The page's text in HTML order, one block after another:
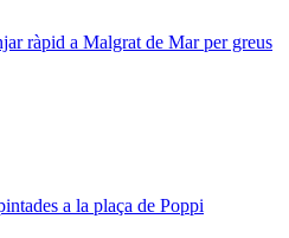
ràpid a Malgrat de Mar per greus
a la plaça de Poppi